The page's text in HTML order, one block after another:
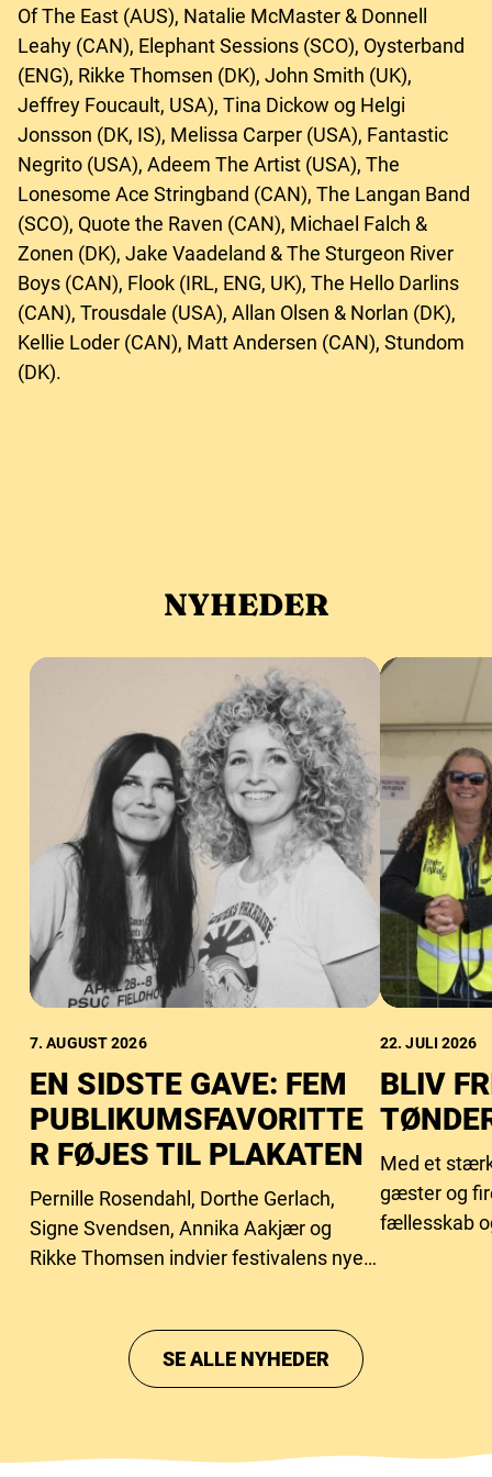
Of The East (AUS), Natalie McMaster & Donnell
Leahy (CAN), Elephant Sessions (SCO), Oysterband
(ENG), Rikke Thomsen (DK), John Smith (UK),
Jeffrey Foucault, USA), Tina Dickow og Helgi
Jonsson (DK, IS), Melissa Carper (USA), Fantastic
Negrito (USA), Adeem The Artist (USA), The
Lonesome Ace Stringband (CAN), The Langan Band
(SCO), Quote the Raven (CAN), Michael Falch &
Zonen (DK), Jake Vaadeland & The Sturgeon River
Boys (CAN), Flook (IRL, ENG, UK), The Hello Darlins
(CAN), Trousdale (USA), Allan Olsen & Norlan (DK),
Kellie Loder (CAN), Matt Andersen (CAN), Stundom
(DK).
NYHEDER
7. AUGUST 2026
EN SIDSTE GAVE: FEM
PUBLIKUMSFAVORITTE
R FØJES TIL PLAKATEN
Pernille Rosendahl, Dorthe Gerlach,
Signe Svendsen, Annika Aakjær og
Rikke Thomsen indvier festivalens nye
22. JULI 2026
BLIV
Med et
gæster og
fællesskab
SE ALLE NYHEDER